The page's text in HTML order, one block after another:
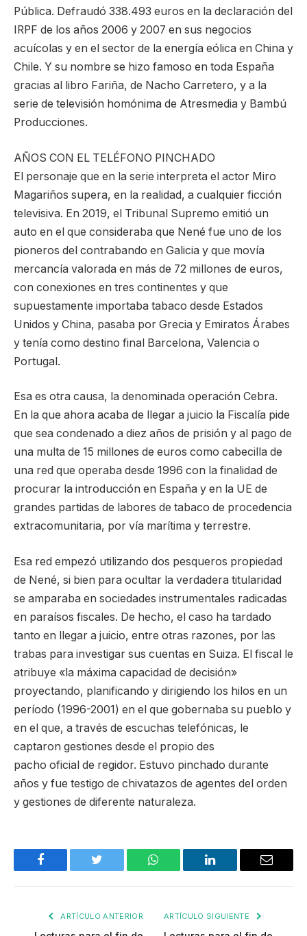
Pública. Defraudó 338.493 euros en la declaración del
IRPF de los años 2006 y 2007 en sus negocios
acuícolas y en el sector de la energía eólica en China y
Chile. Y su nombre se hizo famoso en toda España
gracias al libro Fariña, de Nacho Carretero, y a la
serie de televisión homónima de Atresmedia y Bambú
Producciones.
AÑOS CON EL TELÉFONO PINCHADO
El personaje que en la serie interpreta el actor Miro
Magariños supera, en la realidad, a cualquier ficción
televisiva. En 2019, el Tribunal Supremo emitió un
auto en el que consideraba que Nené fue uno de los
pioneros del contrabando en Galicia y que movía
mercancía valorada en más de 72 millones de euros,
con conexiones en tres continentes y que
supuestamente importaba tabaco desde Estados
Unidos y China, pasaba por Grecia y Emiratos Árabes
y tenía como destino final Barcelona, Valencia o
Portugal.
Esa es otra causa, la denominada operación Cebra.
En la que ahora acaba de llegar a juicio la Fiscalía pide
que sea condenado a diez años de prisión y al pago de
una multa de 15 millones de euros como cabecilla de
una red que operaba desde 1996 con la finalidad de
procurar la introducción en España y en la UE de
grandes partidas de labores de tabaco de procedencia
extracomunitaria, por vía marítima y terrestre.
Esa red empezó utilizando dos pesqueros propiedad
de Nené, si bien para ocultar la verdadera titularidad
se amparaba en sociedades instrumentales radicadas
en paraísos fiscales. De hecho, el caso ha tardado
tanto en llegar a juicio, entre otras razones, por las
trabas para investigar sus cuentas en Suiza. El fiscal le
atribuye «la máxima capacidad de decisión»
proyectando, planificando y dirigiendo los hilos en un
período (1996-2001) en el que gobernaba su pueblo y
en el que, a través de escuchas telefónicas, le
captaron gestiones desde el propio des
pacho oficial de regidor. Estuvo pinchado durante
años y fue testigo de chivatazos de agentes del orden
y gestiones de diferente naturaleza.
Facebook Twitter WhatsApp LinkedIn Email
ARTÍCULO ANTERIOR ARTÍCULO SIGUIENTE